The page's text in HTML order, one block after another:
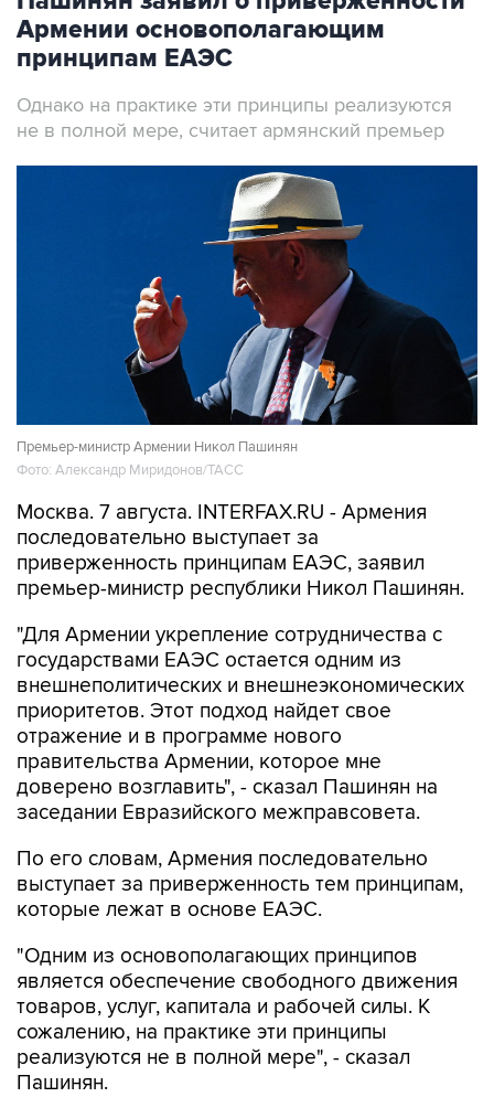
Армении основополагающим
принципам ЕАЭС
Однако на практике эти принципы реализуются
не в полной мере, считает армянский премьер
Премьер-министр Армении Никол Пашинян
Фото: Александр Миридонов/ТАСС
Москва. 7 августа. INTERFAX.RU - Армения
последовательно выступает за
приверженность принципам ЕАЭС, заявил
премьер-министр республики Никол Пашинян.
"Для Армении укрепление сотрудничества с
государствами ЕАЭС остается одним из
внешнеполитических и внешнеэкономических
приоритетов. Этот подход найдет свое
отражение и в программе нового
правительства Армении, которое мне
доверено возглавить", - сказал Пашинян на
заседании Евразийского межправсовета.
По его словам, Армения последовательно
выступает за приверженность тем принципам,
которые лежат в основе ЕАЭС.
"Одним из основополагающих принципов
является обеспечение свободного движения
товаров, услуг, капитала и рабочей силы. К
сожалению, на практике эти принципы
реализуются не в полной мере", - сказал
Пашинян.